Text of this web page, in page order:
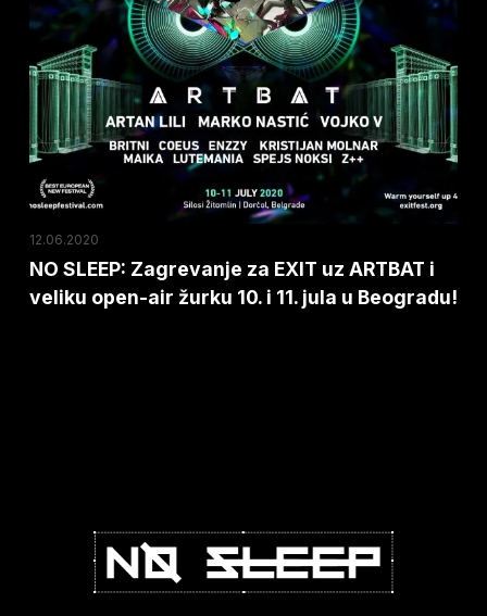
Zagrevanje
EXIT
uz
ARTBAT
veliku
open-
air
žurku
12.06.2020
NO SLEEP: Zagrevanje za EXIT uz ARTBAT i
veliku open-air žurku 10. i 11. jula u Beogradu!